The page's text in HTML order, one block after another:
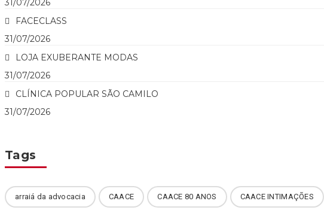
31/07/2026
FACECLASS
31/07/2026
LOJA EXUBERANTE MODAS
31/07/2026
CLÍNICA POPULAR SÃO CAMILO
31/07/2026
Tags
arraiá da advocacia CAACE CAACE 80 ANOS CAACE INTIMAÇÕES